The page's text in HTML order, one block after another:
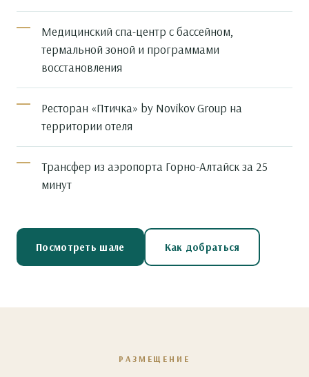
Медицинский спа-центр с бассейном,
термальной зоной и программами
восстановления
Ресторан «Птичка» by Novikov Group на
территории отеля
Трансфер из аэропорта Горно-Алтайск за 25
минут
Посмотреть шале Как добраться
РАЗМЕЩЕНИЕ